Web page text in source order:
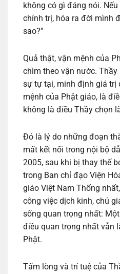
không có gì đáng nói.
chính trị, hóa ra đời mình
sao?”
Quả thật, vận mệnh của
chìm theo vận nước. Thầy
sự tự tại, minh định giá trị
mệnh của Phật giáo, là
không là điều Thầy chọn
Đó là lý do những đoạn
mất kết nối trong nội bộ
2005, sau khi bị thay thế
trong Ban chỉ đạo Viện
giáo Việt Nam Thống
công việc dịch kinh, chú
sống quan trọng nhất:
điều quan trọng nhất vẫn
Phật.
Tấm lòng và trí tuệ của